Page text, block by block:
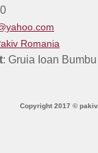
Romania
: Gruia Ioan Bumbu
Copyright 2017 ©